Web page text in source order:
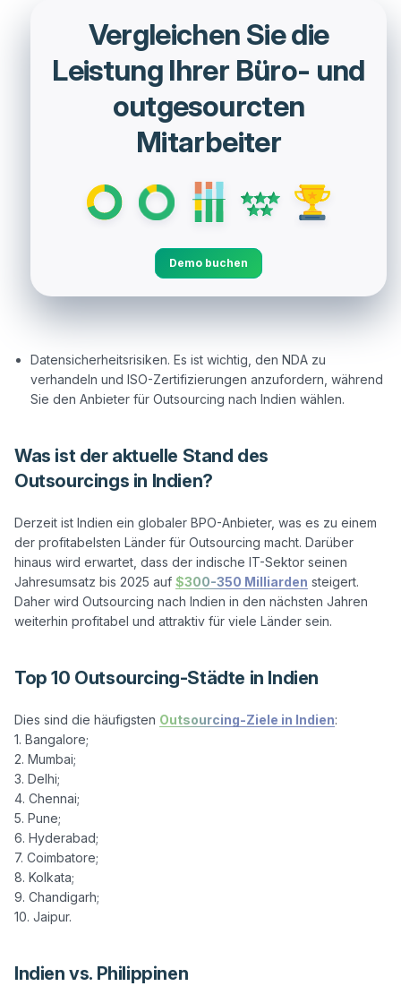
Vergleichen Sie die
Leistung Ihrer Büro- und
outgesourcten
Mitarbeiter
Demo buchen
Datensicherheitsrisiken. Es ist wichtig, den NDA zu
verhandeln und ISO-Zertifizierungen anzufordern, während
Sie den Anbieter für Outsourcing nach Indien wählen.
Was ist der aktuelle Stand des
Outsourcings in Indien?
Derzeit ist Indien ein globaler BPO-Anbieter, was es zu einem
der profitabelsten Länder für Outsourcing macht. Darüber
hinaus wird erwartet, dass der indische IT-Sektor seinen
Jahresumsatz bis 2025 auf $300-350 Milliarden steigert.
Daher wird Outsourcing nach Indien in den nächsten Jahren
Top 10 Outsourcing-Städte in Indien
Dies sind die häufigsten Outsourcing-Ziele in Indien:
1. Bangalore;
2. Mumbai;
3. Delhi;
4. Chennai;
5. Pune;
6. Hyderabad;
7. Coimbatore;
8. Kolkata;
9. Chandigarh;
Indien vs. Philippinen